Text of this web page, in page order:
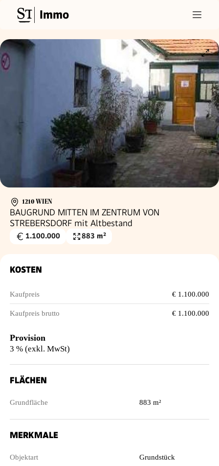
Immo
1210 WIEN
BAUGRUND MITTEN IM ZENTRUM VON
STREBERSDORF mit Altbestand
Kaufpreis
1.100.000
Grundfläche
883 m²
KOSTEN
Kaufpreis € 1.100.000
Kaufpreis brutto € 1.100.000
Provision
3 % (exkl. MwSt)
FLÄCHEN
Grundfläche 883 m²
MERKMALE
Objektart Grundstück